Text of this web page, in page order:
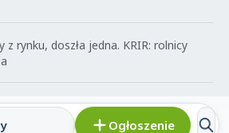
Ogłoszenie
z rynku, doszła jedna. KRIR: rolnicy
— Wszelkie prawa zastrzeżone